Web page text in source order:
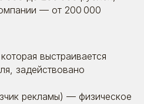
— от 200 000
выстраивается
задействовано
рекламы) — физическое